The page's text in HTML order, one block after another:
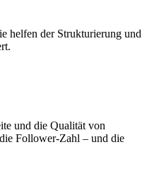
helfen der Strukturierung und
und die Qualität von
Follower-Zahl – und die